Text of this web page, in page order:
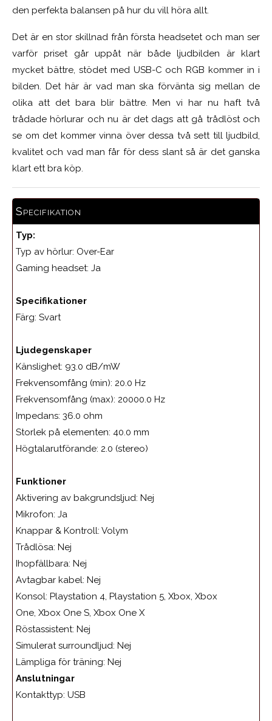
den perfekta balansen på hur du vill höra allt.
Det är en stor skillnad från första headsetet och man ser
varför priset går uppåt när både ljudbilden är klart
mycket bättre, stödet med USB-C och RGB kommer in i
bilden. Det här är vad man ska förvänta sig mellan de
olika att det bara blir bättre. Men vi har nu haft två
trådade hörlurar och nu är det dags att gå trådlöst och
se om det kommer vinna över dessa två sett till ljudbild,
kvalitet och vad man får för dess slant så är det ganska
klart ett bra köp.
Specifikation
Typ:
Typ av hörlur: Over-Ear
Gaming headset: Ja
Specifikationer
Färg: Svart
Ljudegenskaper
Känslighet: 93.0 dB/mW
Frekvensomfång (min): 20.0 Hz
Frekvensomfång (max): 20000.0 Hz
Impedans: 36.0 ohm
Storlek på elementen: 40.0 mm
Högtalarutförande: 2.0 (stereo)
Funktioner
Aktivering av bakgrundsljud: Nej
Mikrofon: Ja
Knappar & Kontroll: Volym
Trådlösa: Nej
Ihopfällbara: Nej
Avtagbar kabel: Nej
Konsol: Playstation 4, Playstation 5, Xbox, Xbox
One, Xbox One S, Xbox One X
Röstassistent: Nej
Simulerat surroundljud: Nej
Lämpliga för träning: Nej
Anslutningar
Kontakttyp: USB